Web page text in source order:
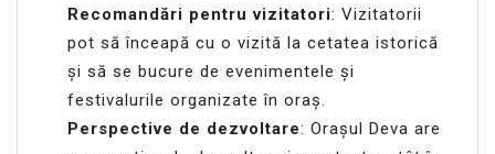
Recomandări pentru vizitatori: Vizitatorii
pot să înceapă cu o vizită la cetatea istorică
și să se bucure de evenimentele și
festivalurile organizate în oraș.
Perspective de dezvoltare: Orașul Deva are